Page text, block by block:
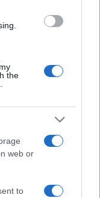
the
web or
to
lo